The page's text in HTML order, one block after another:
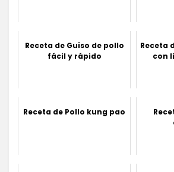
Receta de Guiso de pollo
fácil y rápido
Receta
con
Receta de Pollo kung pao